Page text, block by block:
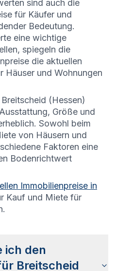
sind auch die
für Käufer und
Bedeutung.
eine wichtige
spiegeln die
die aktuellen
Häuser und Wohnungen
(Hessen)
Größe und
Sowohl beim
von Häusern und
Faktoren eine
Bodenrichtwert
Immobilienpreise in
Kauf und Miete für
ich den
Breitscheid